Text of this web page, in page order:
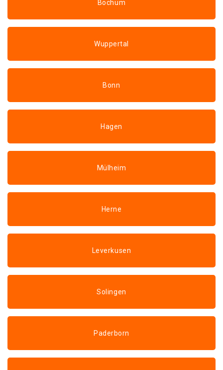
Bochum
Wuppertal
Bonn
Hagen
Mülheim
Herne
Leverkusen
Solingen
Paderborn